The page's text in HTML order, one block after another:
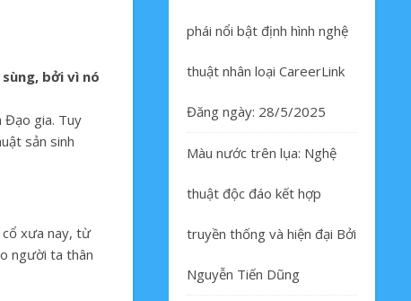
bởi vì nó
Đạo gia. Tuy
sản sinh
xưa nay, từ
người ta thân
phái nổi bật định hình nghệ
thuật nhân loại CareerLink
Đăng ngày: 28/5/2025
Màu nước trên lụa: Nghệ
thuật độc đáo kết hợp
truyền thống và hiện đại Bởi
Nguyễn Tiến Dũng